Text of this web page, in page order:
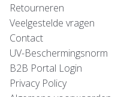
Retourneren
Veelgestelde vragen
Contact
UV-Beschermingsnorm
B2B Portal Login
Privacy Policy